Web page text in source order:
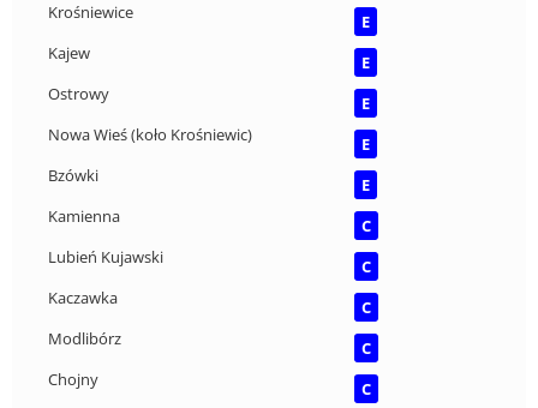
Krośniewice
E
Kajew
E
Ostrowy
E
Nowa Wieś (koło Krośniewic)
E
Bzówki
E
Kamienna
C
Lubień Kujawski
C
Kaczawka
C
Modlibórz
C
Chojny
C